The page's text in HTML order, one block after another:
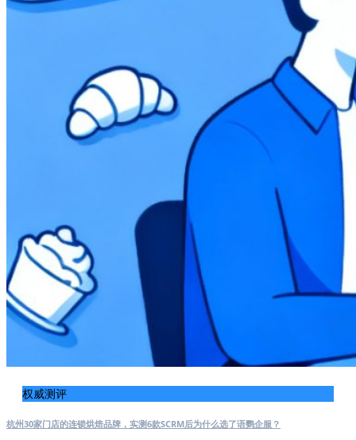
权威测评
杭州30家门店的连锁烘焙品牌，实测6款SCRM后为什么选了语鹦企服？